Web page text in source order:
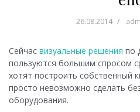
26.08.2014
Сейчас визуальные решения по
пользуются большим спросом
хотят построить собственный
просто невозможно сделать
оборудования.